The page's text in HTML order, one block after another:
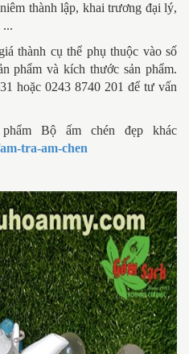
thành lập, khai trương đại lý,
...
thành cụ thể phụ thuộc vào số
phẩm và kích thước sản phẩm.
hoặc 0243 8740 201 để tư vấn
Bộ ấm chén đẹp khác
tra-am-chen